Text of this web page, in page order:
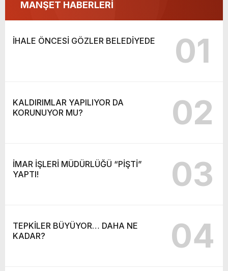
MANŞET HABERLERİ
İHALE ÖNCESİ GÖZLER BELEDİYEDE 01
KALDIRIMLAR YAPILIYOR DA
KORUNUYOR MU?
02
İMAR İŞLERİ MÜDÜRLÜĞÜ “PİŞTİ”
YAPTI!
03
TEPKİLER BÜYÜYOR… DAHA NE
KADAR?
04